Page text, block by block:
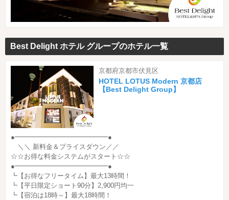
Best Delight ホテル グループのホテル一覧
京都府京都市伏見区
HOTEL LOTUS Modern 京都店
【Best Delight Group】
●━━━━━━━━━━━━━━●
＼＼ 新料金＆プライスダウン／／
☆☆お得な料金システムがスタート☆☆
●━━━━━━━━━━━━━━●
┗【お得なフリータイム】最大13時間！
┗【平日限定ショート90分】2,900円均一
┗【宿泊は18時～】最大18時間！